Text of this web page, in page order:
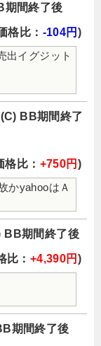
期間終了後
格比： -104円 )
出イグジット
BB期間終了
比： +750円 )
かyahooはＡ
BB期間終了後
比： +4,390円 )
期間終了後